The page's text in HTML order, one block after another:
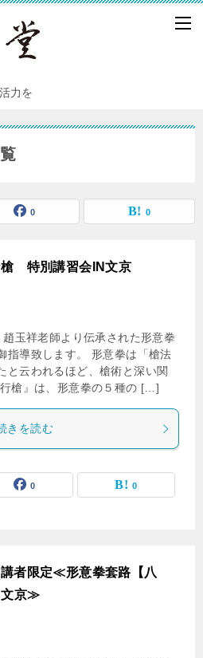
力を
0 0
特別講習会IN文京
玉祥老師より伝承された形意拳
指導致します。 形意拳は「槍法
と云われるほど、槍術と深い関
槍』は、形意拳の５種の […]
きを読む
0 0
者限定≪形意拳套路【八
文京≫